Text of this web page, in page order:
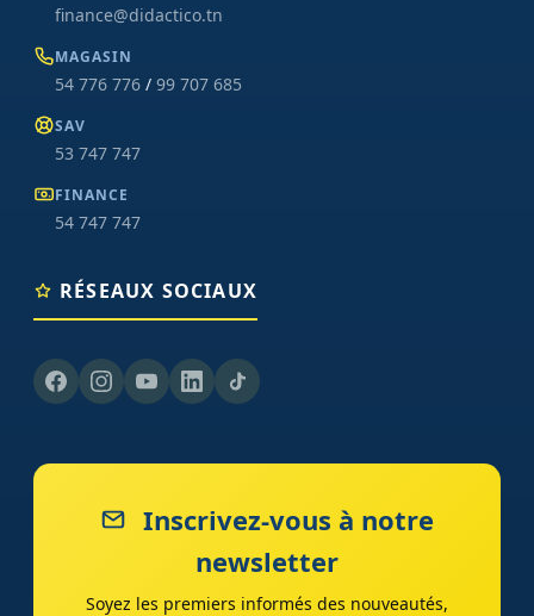
finance@didactico.tn
MAGASIN
54 776 776 / 99 707 685
SAV
53 747 747
FINANCE
54 747 747
RÉSEAUX SOCIAUX
Inscrivez-vous à notre
newsletter
Soyez les premiers informés des nouveautés,